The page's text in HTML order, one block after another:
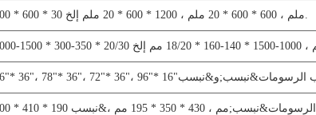
96"* 36"، 78"* 36"، 72"* 36"، 96"* 16"و&نبسب;
500 * 410 * 190 مم ، 430 * 350 * 195 مم ،&نبسب;